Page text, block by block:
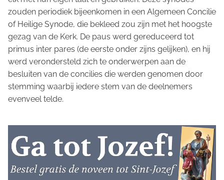
zouden periodiek bijeenkomen in een Algemeen Concilie
of Heilige Synode, die bekleed zou zijn met het hoogste
gezag van de Kerk. De paus werd gereduceerd tot
primus inter pares (de eerste onder zijns gelijken), en hij
werd verondersteld zich te onderwerpen aan de
besluiten van de concilies die werden genomen door
stemming waarbij iedere stem van de deelnemers
evenveel telde.